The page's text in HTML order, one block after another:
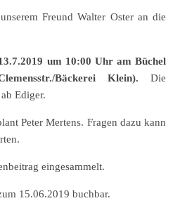
um 10:00 Uhr am Büchel
Bäckerei Klein). Die
Ediger.
Peter Mertens. Fragen dazu kann
eingesammelt.
15.06.2019 buchbar.